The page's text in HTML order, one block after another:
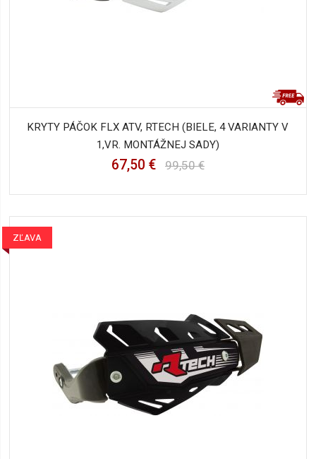
KRYTY PÁČOK FLX ATV, RTECH (BIELE, 4 VARIANTY V
1,VR. MONTÁŽNEJ SADY)
67,50 € 99,50 €
ZĽAVA